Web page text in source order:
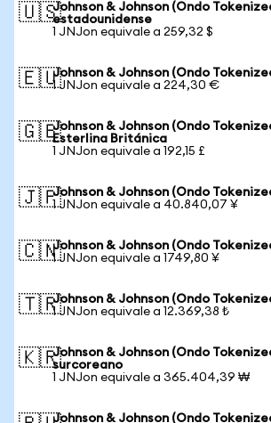
🇺🇸Johnson & Johnson (Ondo
estadounidense
1 JNJon equivale a 259,32 $
🇪🇺Johnson & Johnson (Ondo
1 JNJon equivale a 224,30 €
🇬🇧Johnson & Johnson (Ondo
Esterlina Británica
1 JNJon equivale a 192,15 £
🇯🇵Johnson & Johnson (Ondo
1 JNJon equivale a 40.840,07 ¥
🇨🇳Johnson & Johnson (Ondo
1 JNJon equivale a 1749,80 ¥
🇹🇷Johnson & Johnson (Ondo
1 JNJon equivale a 12.369,38 ₺
🇰🇷Johnson & Johnson (Ondo
surcoreano
1 JNJon equivale a 365.404,39 ₩
Johnson & Johnson (Ondo